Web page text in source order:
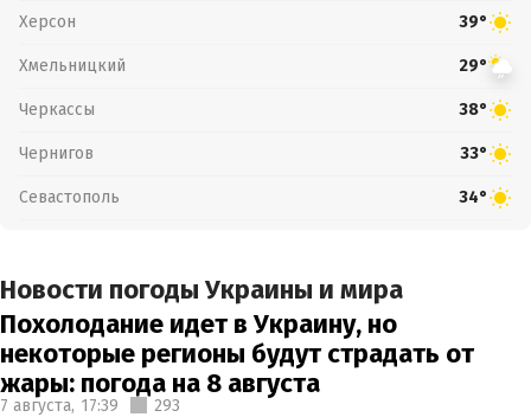
Херсон 39°
Хмельницкий 29°
Черкассы 38°
Чернигов 33°
Севастополь 34°
Новости погоды Украины и мира
Похолодание идет в Украину, но
некоторые регионы будут страдать от
жары: погода на 8 августа
7 августа, 17:39 293